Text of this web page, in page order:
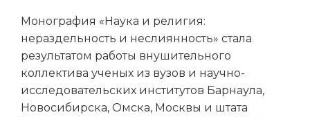
Монография «Наука и религия:
нераздельность и неслиянность» стала
результатом работы внушительного
коллектива ученых из вузов и научно-
исследовательских институтов Барнаула,
Новосибирска, Омска, Москвы и штата